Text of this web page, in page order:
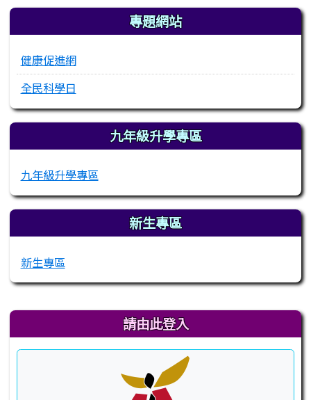
專題網站
健康促進網
全民科學日
九年級升學專區
九年級升學專區
新生專區
新生專區
右邊區域內容 請由此登入